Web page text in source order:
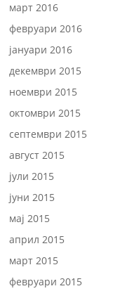
март 2016
февруари 2016
јануари 2016
декември 2015
ноември 2015
октомври 2015
септември 2015
август 2015
јули 2015
јуни 2015
мај 2015
април 2015
март 2015
февруари 2015